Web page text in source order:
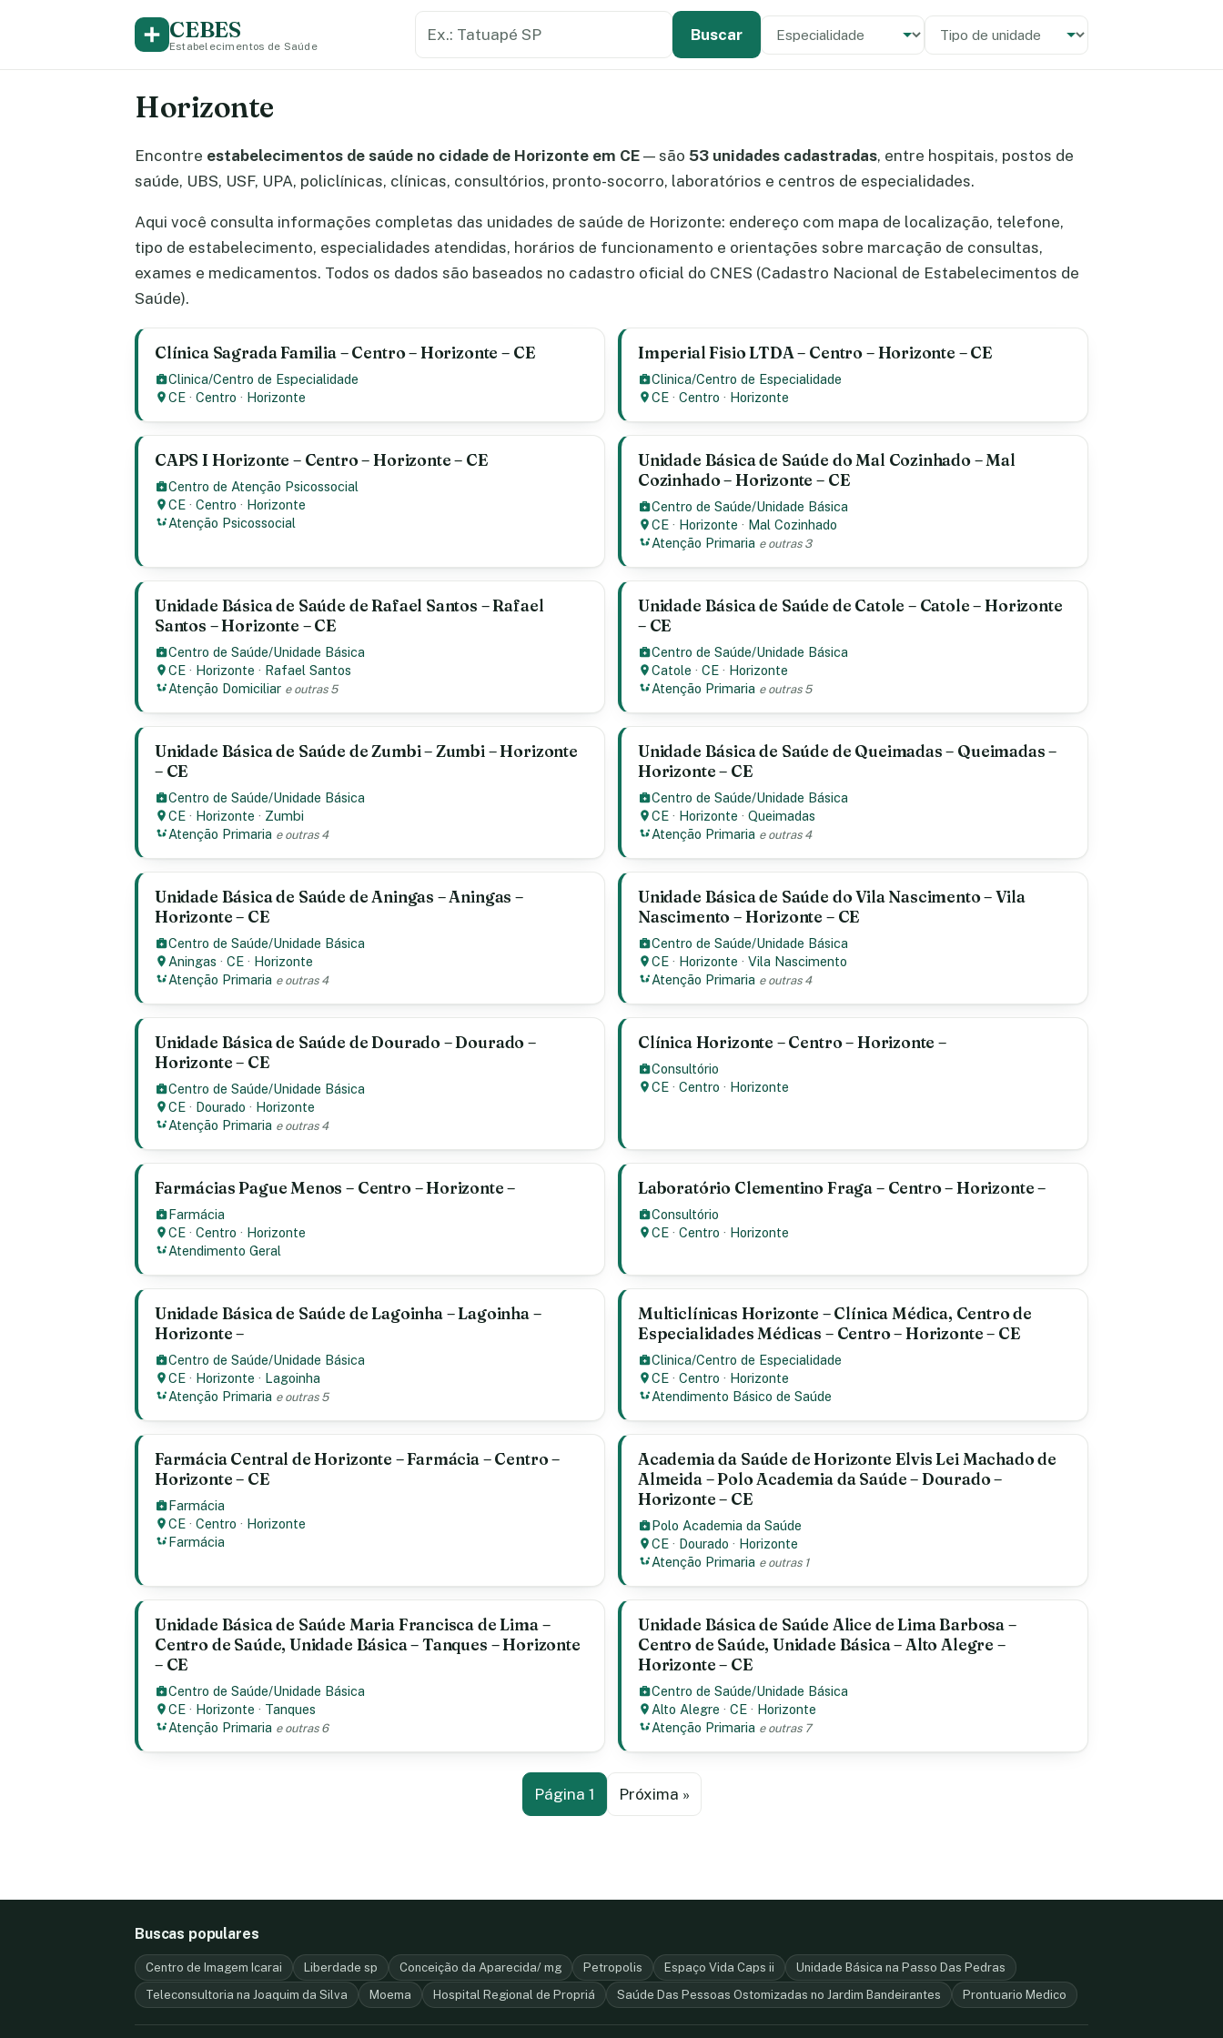
CEBES
Estabelecimentos de Saúde
Buscar Especialidade
Tipo de unidade
Horizonte
Encontre estabelecimentos de saúde no cidade de Horizonte em CE — são 53 unidades cadastradas, entre hospitais, postos de
saúde, UBS, USF, UPA, policlínicas, clínicas, consultórios, pronto-socorro, laboratórios e centros de especialidades.
Aqui você consulta informações completas das unidades de saúde de Horizonte: endereço com mapa de localização, telefone,
tipo de estabelecimento, especialidades atendidas, horários de funcionamento e orientações sobre marcação de consultas,
exames e medicamentos. Todos os dados são baseados no cadastro oficial do CNES (Cadastro Nacional de Estabelecimentos de
Saúde).
Clínica Sagrada Familia – Centro – Horizonte – CE
Clinica/Centro de Especialidade
CE ·Centro · Horizonte
Imperial Fisio LTDA – Centro – Horizonte – CE
Clinica/Centro de Especialidade
CE ·Centro · Horizonte
CAPS I Horizonte – Centro – Horizonte – CE
Centro de Atenção Psicossocial
CE ·Centro · Horizonte
Atenção Psicossocial
Unidade Básica de Saúde do Mal Cozinhado – Mal
Cozinhado – Horizonte – CE
Centro de Saúde/Unidade Básica
CE · Horizonte · Mal Cozinhado
Atenção Primaria e outras 3
Unidade Básica de Saúde de Rafael Santos – Rafael
Santos – Horizonte – CE
Centro de Saúde/Unidade Básica
CE · Horizonte · Rafael Santos
Atenção Domiciliar e outras 5
Unidade Básica de Saúde de Catole – Catole – Horizonte
– CE
Centro de Saúde/Unidade Básica
Catole ·CE · Horizonte
Atenção Primaria e outras 5
Unidade Básica de Saúde de Zumbi – Zumbi – Horizonte
– CE
Centro de Saúde/Unidade Básica
CE · Horizonte · Zumbi
Atenção Primaria e outras 4
Unidade Básica de Saúde de Queimadas – Queimadas –
Horizonte – CE
Centro de Saúde/Unidade Básica
CE · Horizonte ·Queimadas
Atenção Primaria e outras 4
Unidade Básica de Saúde de Aningas – Aningas –
Horizonte – CE
Centro de Saúde/Unidade Básica
Aningas ·CE · Horizonte
Atenção Primaria e outras 4
Unidade Básica de Saúde do Vila Nascimento – Vila
Nascimento – Horizonte – CE
Centro de Saúde/Unidade Básica
CE · Horizonte ·Vila Nascimento
Atenção Primaria e outras 4
Unidade Básica de Saúde de Dourado – Dourado –
Horizonte – CE
Centro de Saúde/Unidade Básica
CE · Dourado · Horizonte
Atenção Primaria e outras 4
Clínica Horizonte – Centro – Horizonte –
Consultório
CE ·Centro · Horizonte
Farmácias Pague Menos – Centro – Horizonte –
Farmácia
CE ·Centro · Horizonte
Atendimento Geral
Laboratório Clementino Fraga – Centro – Horizonte –
Consultório
CE ·Centro · Horizonte
Unidade Básica de Saúde de Lagoinha – Lagoinha –
Horizonte –
Centro de Saúde/Unidade Básica
CE · Horizonte · Lagoinha
Atenção Primaria e outras 5
Multiclínicas Horizonte – Clínica Médica, Centro de
Especialidades Médicas – Centro – Horizonte – CE
Clinica/Centro de Especialidade
CE ·Centro · Horizonte
Atendimento Básico de Saúde
Farmácia Central de Horizonte – Farmácia – Centro –
Horizonte – CE
Farmácia
CE ·Centro · Horizonte
Farmácia
Academia da Saúde de Horizonte Elvis Lei Machado de
Almeida – Polo Academia da Saúde – Dourado –
Horizonte – CE
Polo Academia da Saúde
CE · Dourado · Horizonte
Atenção Primaria e outras 1
Unidade Básica de Saúde Maria Francisca de Lima –
Centro de Saúde, Unidade Básica – Tanques – Horizonte
– CE
Centro de Saúde/Unidade Básica
CE · Horizonte · Tanques
Atenção Primaria e outras 6
Unidade Básica de Saúde Alice de Lima Barbosa –
Centro de Saúde, Unidade Básica – Alto Alegre –
Horizonte – CE
Centro de Saúde/Unidade Básica
Alto Alegre ·CE · Horizonte
Atenção Primaria e outras 7
Página 1 Próxima »
Buscas populares
Centro de Imagem Icarai Liberdade sp Conceição da Aparecida/ mg Petropolis Espaço Vida Caps ii
Unidade Básica na Passo Das Pedras
Teleconsultoria na Joaquim da Silva
Moema Hospital Regional de Propriá Saúde Das Pessoas Ostomizadas no Jardim Bandeirantes Prontuario Medico